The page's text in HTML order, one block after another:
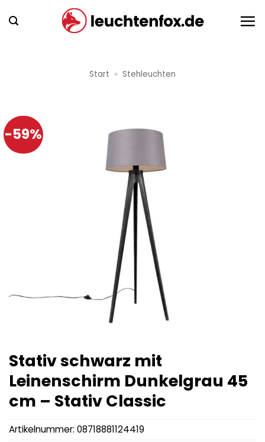
Inhalt
Start » Stehleuchten
-59%
Stativ schwarz mit
Leinenschirm Dunkelgrau 45
cm – Stativ Classic
Artikelnummer: 08718881124419